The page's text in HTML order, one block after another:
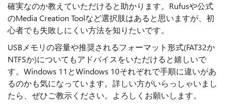
確実なのか教えていただけると助かります。Rufusや公式
のMedia Creation Toolなど選択肢はあると思いますが、初
心者でも失敗しにくい方法を知りたいです。
USBメモリの容量や推奨されるフォーマット形式(FAT32か
NTFSか)についてもアドバイスをいただけると嬉しいで
す。Windows 11とWindows 10それぞれで手順に違いがあ
るのかも気になっています。詳しい方がいらっしゃいまし
たら、ぜひご教示ください。よろしくお願いします。